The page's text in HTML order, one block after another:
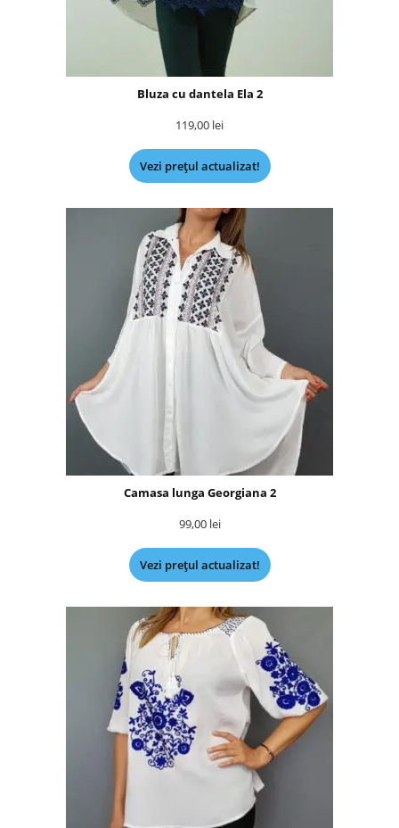
Bluza cu dantela Ela 2
119,00 lei
Vezi prețul actualizat!
Camasa lunga Georgiana 2
99,00 lei
Vezi prețul actualizat!